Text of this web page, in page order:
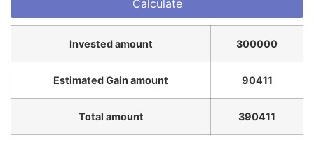
Invested amount 300000
Estimated Gain amount 90411
Total amount 390411